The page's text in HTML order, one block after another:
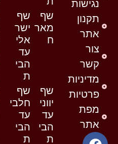
נגישות
תקנון
אתר
צור
קשר
מדיניות
פרטיות
מפת
אתר
שף
מאר
ח
שף
ישר
אלי
עד
הבי
ת
שף
יווני
עד
הבי
ת
שף
חלבי
עד
הבי
ת